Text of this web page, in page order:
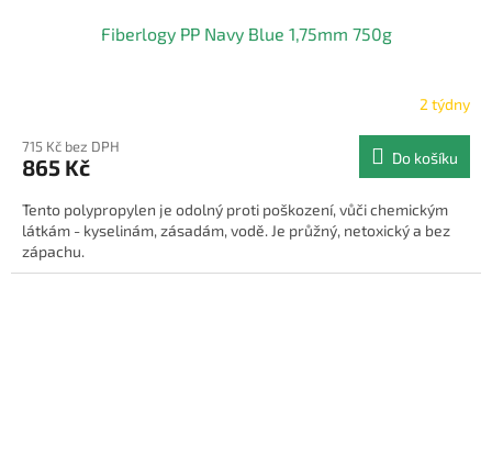
Fiberlogy PP Navy Blue 1,75mm 750g
2 týdny
715 Kč bez DPH
865 Kč Do košíku
Tento polypropylen je odolný proti poškození, vůči chemickým
látkám - kyselinám, zásadám, vodě. Je průžný, netoxický a bez
zápachu.